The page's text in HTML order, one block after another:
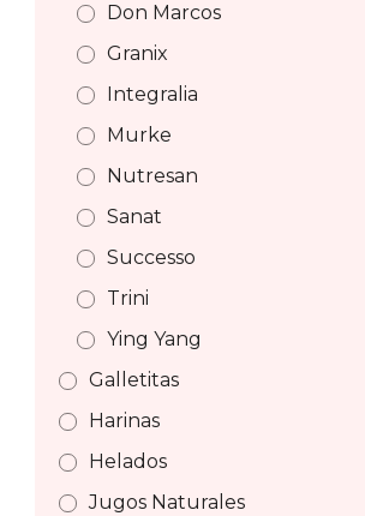
Don Marcos
Granix
Integralia
Murke
Nutresan
Sanat
Successo
Trini
Ying Yang
Galletitas
Harinas
Helados
Jugos Naturales